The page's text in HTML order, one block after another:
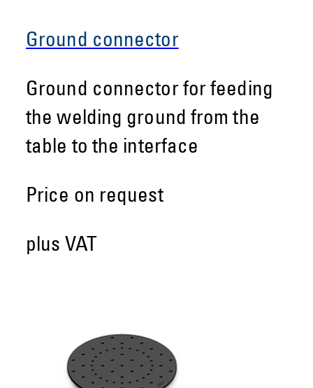
Ground connector
Ground connector for feeding
the welding ground from the
table to the interface
Price on request
plus VAT